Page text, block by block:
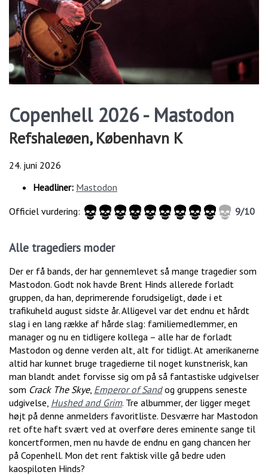
Copenhell 2026 - Mastodon
Refshaleøen, København K
24. juni 2026
Headliner: Mastodon
Officiel vurdering:
9/10
Alle tragediers moder
Der er få bands, der har gennemlevet så mange tragedier som
Mastodon. Godt nok havde Brent Hinds allerede forladt
gruppen, da han, deprimerende forudsigeligt, døde i et
trafikuheld august sidste år. Alligevel var det endnu et hårdt
slag i en lang række af hårde slag: familiemedlemmer, en
manager og nu en tidligere kollega – alle har de forladt
Mastodon og denne verden alt, alt for tidligt. At amerikanerne
altid har kunnet bruge tragedierne til noget kunstnerisk, kan
man blandt andet forvisse sig om på så fantastiske udgivelser
som Crack The Skye, Emperor of Sandog gruppens seneste
udgivelse, Hushed and Grim. Tre albummer, der ligger meget
højt på denne anmelders favoritliste. Desværre har Mastodon
ret ofte haft svært ved at overføre deres eminente sange til
koncertformen, men nu havde de endnu en gang chancen her
på Copenhell. Mon det rent faktisk ville gå bedre uden
kaospiloten Hinds?